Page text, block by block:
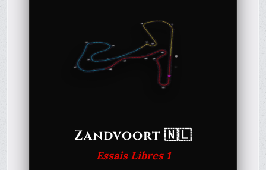
Zandvoort 🇳🇱
Essais Libres 1